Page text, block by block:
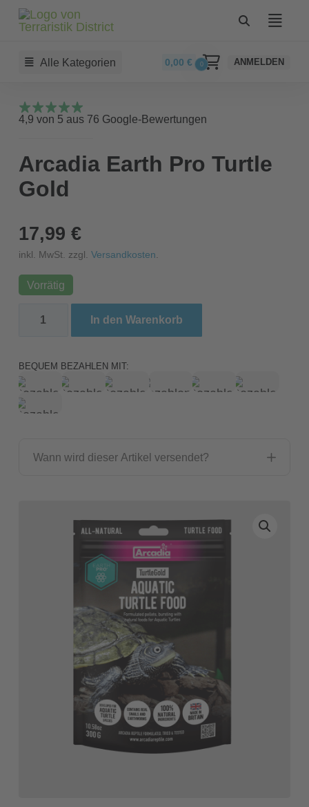
Alle Kategorien 0,00€ 0 ANMELDEN
4,9 von 5 aus 76 Google-Bewertungen
Arcadia Earth Pro Turtle
Gold
17,99 €
inkl. MwSt. zzgl. Versandkosten
Vorrätig
Arcadia Earth Pro Turtle Gold Menge
In den Warenkorb
BEQUEM BEZAHLEN MIT:
Wann wird dieser Artikel versendet?